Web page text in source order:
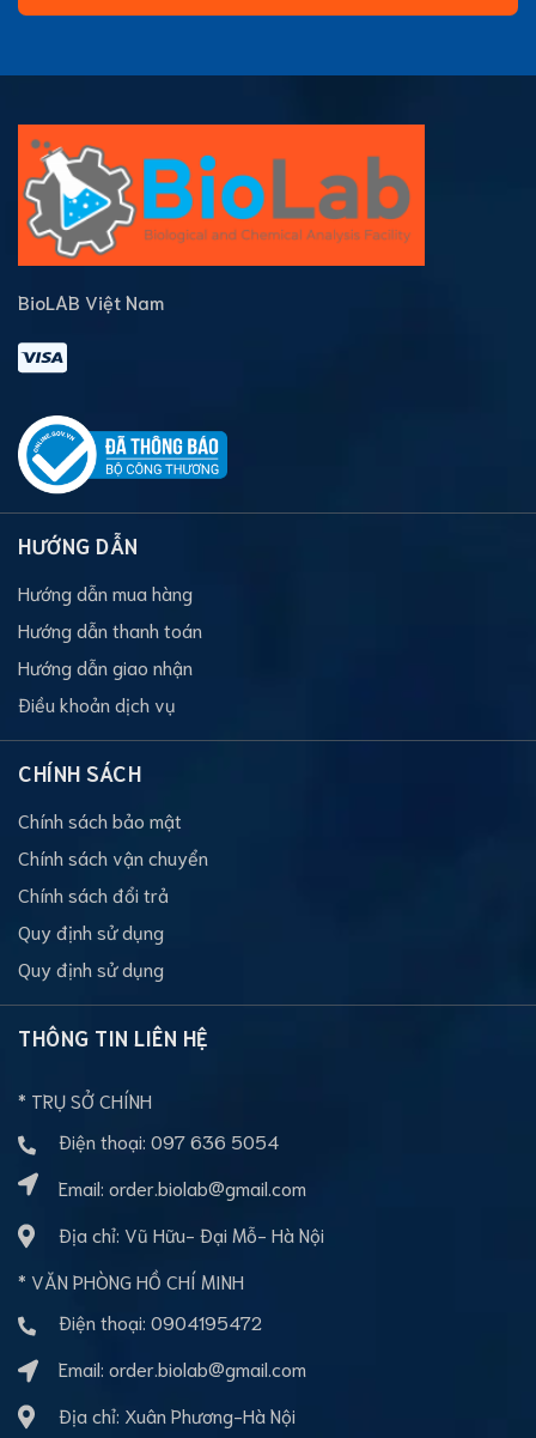
BioLAB Việt Nam
HƯỚNG DẪN
Hướng dẫn mua hàng
Hướng dẫn thanh toán
Hướng dẫn giao nhận
Điều khoản dịch vụ
CHÍNH SÁCH
Chính sách bảo mật
Chính sách vận chuyển
Chính sách đổi trả
Quy định sử dụng
Quy định sử dụng
THÔNG TIN LIÊN HỆ
* TRỤ SỞ CHÍNH
Điện thoại: 097 636 5054
Email: order.biolab@gmail.com
Địa chỉ: Vũ Hữu- Đại Mỗ- Hà Nội
* VĂN PHÒNG HỒ CHÍ MINH
Điện thoại: 0904195472
Email: order.biolab@gmail.com
Địa chỉ: Xuân Phương-Hà Nội